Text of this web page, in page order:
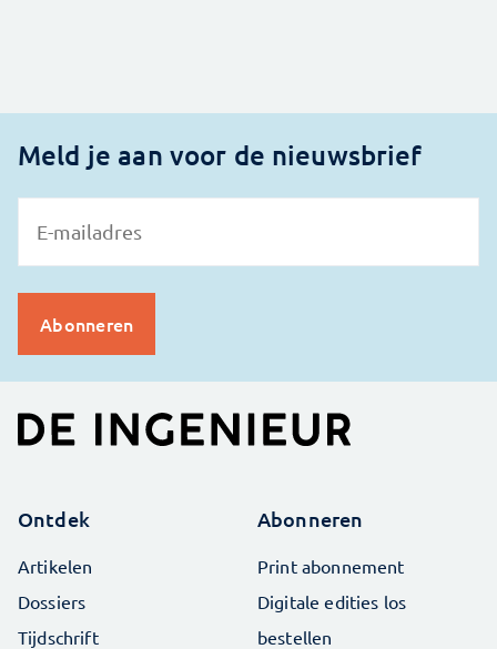
Meld je aan voor de nieuwsbrief
Ontdek
Artikelen
Dossiers
Tijdschrift
Abonneren
Print abonnement
Digitale edities los
bestellen